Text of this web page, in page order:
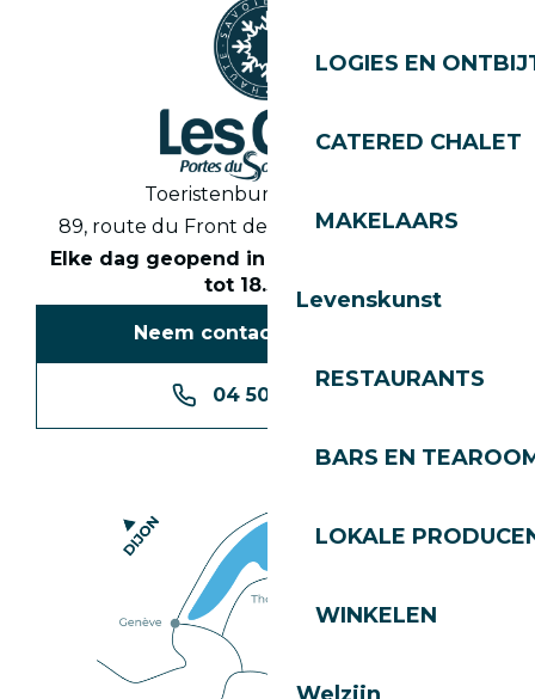
LOGIES EN
CATERED CHALET
MAKELAARS
Levenskunst
RESTAURANTS
BARS EN
LOKALE
WINKELEN
Toeristenbureau Les Gets
89, route du Front de Neige 74260 Les Gets
Elke dag geopend in het seizoen van 8.30
tot 18.30 uur
Neem contact met ons op
04 50 74 74 74